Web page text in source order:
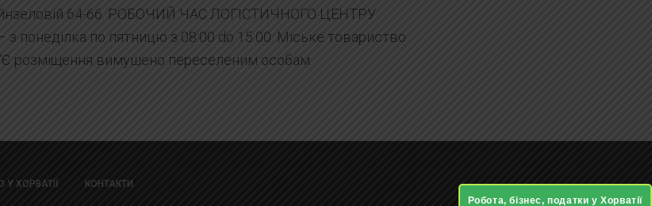
64-66. РОБОЧИЙ ЧАС ЛОГІСТИЧНОГО ЦЕНТРУ
з понеділка по пятницю з 08:00 do 15:00. Міське товариство
розміщення вимушено переселеним особам.
ХОРВАТІЇ
КОНТАКТИ
Робота, бізнес, податки у Хорватії